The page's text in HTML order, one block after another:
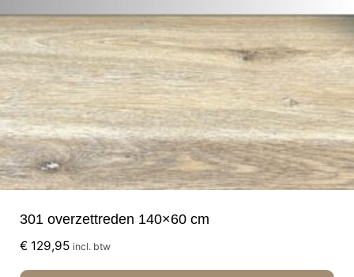
301 overzettreden 140×60 cm
€ 129,95 incl. btw